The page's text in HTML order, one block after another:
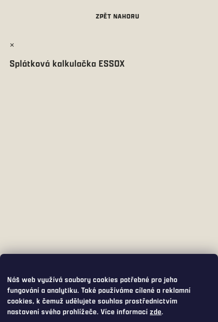
Náš web využívá soubory cookies potřebné pro jeho
fungování a analytiku. Také používáme cílené a reklamní
cookies, k čemuž udělujete souhlas prostřednictvím
nastavení svého prohlížeče. Více informacízde.
×
Splátková kalkulačka ESSOX